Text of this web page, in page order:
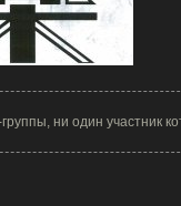
ни один участник